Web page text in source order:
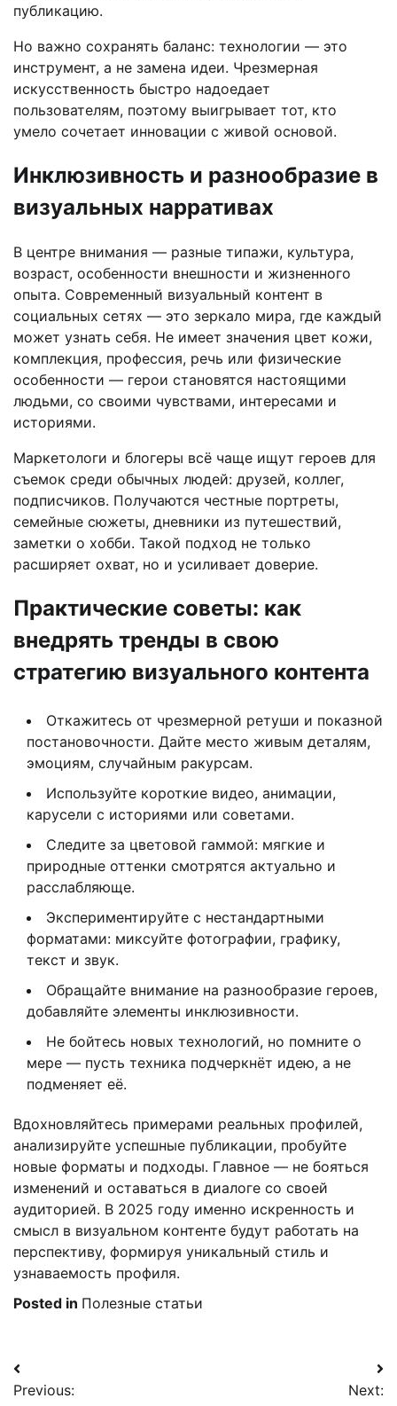
публикацию.
Но важно сохранять баланс: технологии — это
инструмент, а не замена идеи. Чрезмерная
искусственность быстро надоедает
пользователям, поэтому выигрывает тот, кто
умело сочетает инновации с живой основой.
Инклюзивность и разнообразие в
визуальных нарративах
В центре внимания — разные типажи, культура,
возраст, особенности внешности и жизненного
опыта. Современный визуальный контент в
социальных сетях — это зеркало мира, где каждый
может узнать себя. Не имеет значения цвет кожи,
комплекция, профессия, речь или физические
особенности — герои становятся настоящими
людьми, со своими чувствами, интересами и
историями.
Маркетологи и блогеры всё чаще ищут героев для
съемок среди обычных людей: друзей, коллег,
подписчиков. Получаются честные портреты,
семейные сюжеты, дневники из путешествий,
заметки о хобби. Такой подход не только
расширяет охват, но и усиливает доверие.
Практические советы: как
внедрять тренды в свою
стратегию визуального контента
Откажитесь от чрезмерной ретуши и показной
постановочности. Дайте место живым деталям,
эмоциям, случайным ракурсам.
Используйте короткие видео, анимации,
карусели с историями или советами.
Следите за цветовой гаммой: мягкие и
природные оттенки смотрятся актуально и
расслабляюще.
Экспериментируйте с нестандартными
форматами: миксуйте фотографии, графику,
текст и звук.
Обращайте внимание на разнообразие героев,
добавляйте элементы инклюзивности.
Не бойтесь новых технологий, но помните о
мере — пусть техника подчеркнёт идею, а не
подменяет её.
Вдохновляйтесь примерами реальных профилей,
анализируйте успешные публикации, пробуйте
новые форматы и подходы. Главное — не бояться
изменений и оставаться в диалоге со своей
аудиторией. В 2025 году именно искренность и
смысл в визуальном контенте будут работать на
перспективу, формируя уникальный стиль и
узнаваемость профиля.
Posted in Полезные статьи
Навигация
Previous:
Next: